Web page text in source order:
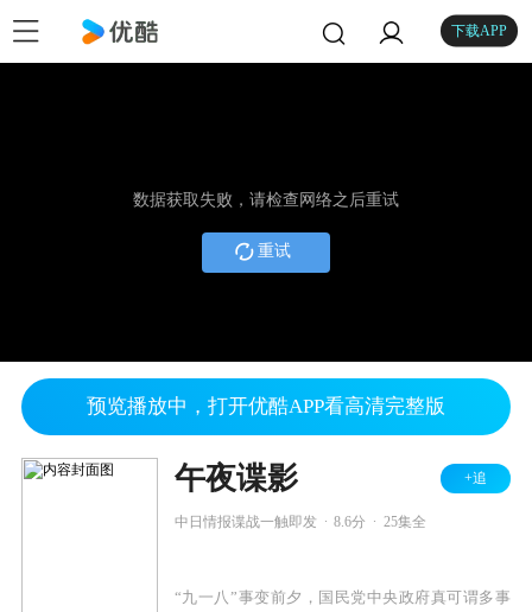
下载APP
数据获取失败，请检查网络之后重试
重试
预览播放中，打开优酷APP看高清完整版
午夜谍影 +追
中日情报谍战一触即发 8.6分 25集全
“九一八”事变前夕，国民党中央政府真可谓多事